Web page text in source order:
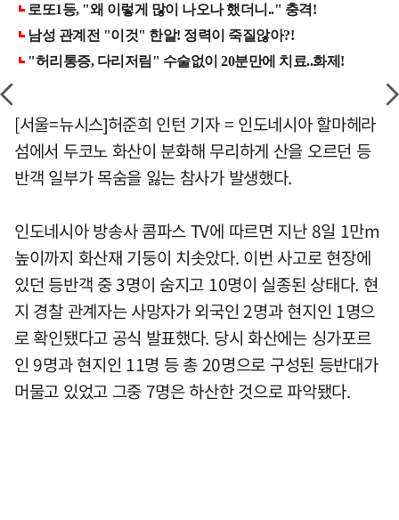
[서울=뉴시스]허준희 인턴 기자 = 인도네시아 할마헤라
섬에서 두코노 화산이 분화해 무리하게 산을 오르던 등
반객 일부가 목숨을 잃는 참사가 발생했다.
인도네시아 방송사 콤파스 TV에 따르면 지난 8일 1만m
높이까지 화산재 기둥이 치솟았다. 이번 사고로 현장에
있던 등반객 중 3명이 숨지고 10명이 실종된 상태다. 현
지 경찰 관계자는 사망자가 외국인 2명과 현지인 1명으
로 확인됐다고 공식 발표했다. 당시 화산에는 싱가포르
인 9명과 현지인 11명 등 총 20명으로 구성된 등반대가
머물고 있었고 그중 7명은 하산한 것으로 파악됐다.